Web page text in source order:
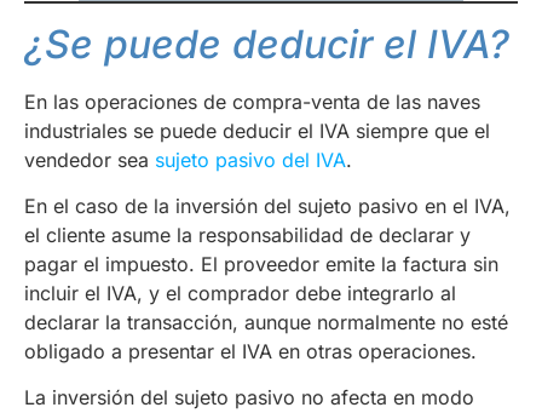
¿Se puede deducir el IVA?
En las operaciones de compra-venta de las naves
industriales se puede deducir el IVA siempre que el
vendedor sea sujeto pasivo del IVA.
En el caso de la inversión del sujeto pasivo en el IVA,
el cliente asume la responsabilidad de declarar y
pagar el impuesto. El proveedor emite la factura sin
incluir el IVA, y el comprador debe integrarlo al
declarar la transacción, aunque normalmente no esté
obligado a presentar el IVA en otras operaciones.
La inversión del sujeto pasivo no afecta en modo